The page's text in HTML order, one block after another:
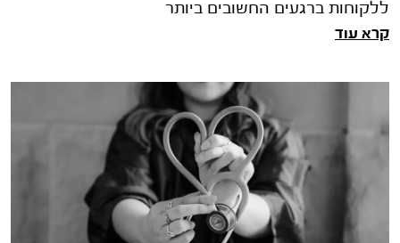
ללקוחות ברגעים החשובים ביותר
קרא עוד